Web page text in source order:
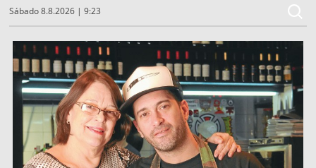
Sábado 8.8.2026 | 9:23